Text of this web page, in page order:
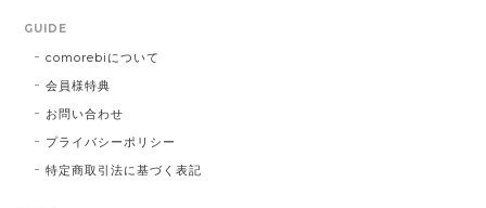
GUIDE
comorebiについて
会員様特典
お問い合わせ
プライバシーポリシー
特定商取引法に基づく表記